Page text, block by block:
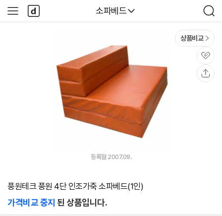
다나와
소파베드
검
색
사
이
다
나
와
상품비교
관
심
등록월 2007.09.
풍원테크 풍원 4단 인조가죽 소파베드(1인)
가격비교 중지 된 상품입니다.